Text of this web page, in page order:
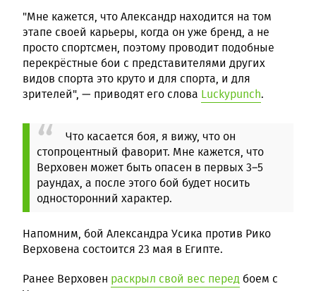
"Мне кажется, что Александр находится на том
этапе своей карьеры, когда он уже бренд, а не
просто спортсмен, поэтому проводит подобные
перекрёстные бои с представителями других
видов спорта это круто и для спорта, и для
зрителей", — приводят его слова Luckypunch.
Что касается боя, я вижу, что он
стопроцентный фаворит. Мне кажется, что
Верховен может быть опасен в первых 3–5
раундах, а после этого бой будет носить
односторонний характер.
Напомним, бой Александра Усика против Рико
Верховена состоится 23 мая в Египте.
Ранее Верховен раскрыл свой вес перед боем с